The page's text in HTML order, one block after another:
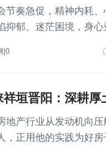
节奏急促，精神内耗
抑郁、迷茫困境，身
|0
祥垣晋阳：深耕厚
地产行业从发动机向
，正用他的实践为好